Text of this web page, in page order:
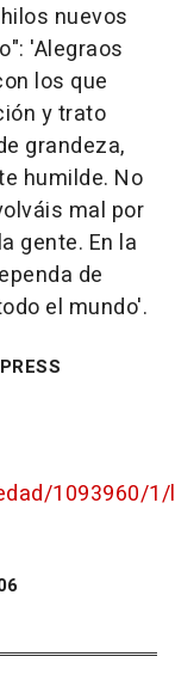
nuevos
'Alegraos
los que
y trato
grandeza,
humilde. No
mal por
gente. En la
de
el mundo'.
1093960/